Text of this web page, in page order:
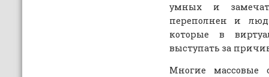
умных и
переполнен и
которые в
выступать за
Многие массовые